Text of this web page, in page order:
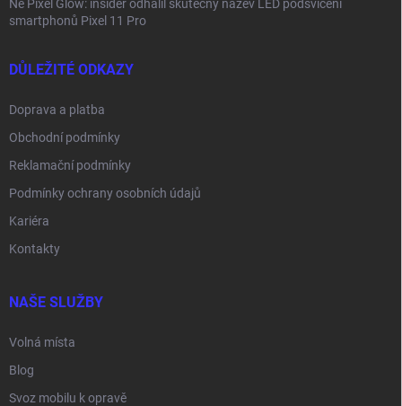
Ne Pixel Glow: insider odhalil skutečný název LED podsvícení
smartphonů Pixel 11 Pro
DŮLEŽITÉ ODKAZY
Doprava a platba
Obchodní podmínky
Reklamační podmínky
Podmínky ochrany osobních údajů
Kariéra
Kontakty
NAŠE SLUŽBY
Volná místa
Blog
Svoz mobilu k opravě